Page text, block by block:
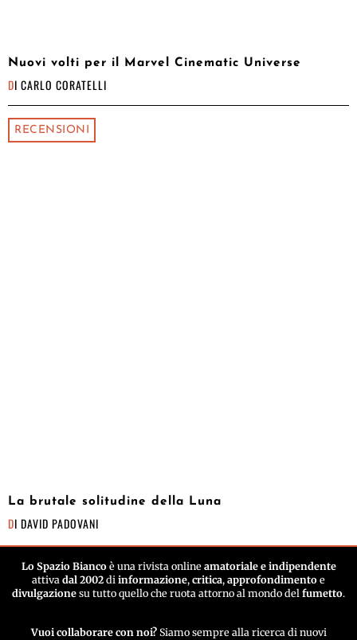
Nuovi volti per il Marvel Cinematic Universe
DI CARLO CORATELLI
RECENSIONI
La brutale solitudine della Luna
DI DAVID PADOVANI
Lo Spazio Biancoè una rivista online amatoriale e indipendente
attiva dal 2002 di informazione, critica, approfondimento e
divulgazione su tutto quello che ruota attorno al mondo del fumetto.
Vuoi collaborare con noi? Siamo sempre alla ricerca di nuovi